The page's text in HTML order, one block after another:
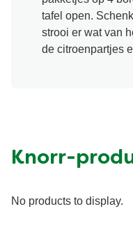
tafel open.
strooi er wat van
de citroenpartjes
Knorr-
No products to display.